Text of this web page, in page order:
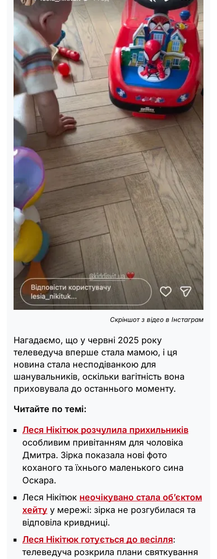
Скріншот з відео в Інстаграм
Нагадаємо, що у червні 2025 року
телеведуча вперше стала мамою, і ця
новина стала несподіванкою для
шанувальників, оскільки вагітність вона
приховувала до останнього моменту.
Читайте по темі:
Леся Нікітюк розчулила прихильників
особливим привітанням для чоловіка
Дмитра. Зірка показала нові фото
коханого та їхнього маленького сина
Оскара.
Леся Нікітюк неочікувано стала об’єктом
хейту у мережі: зірка не розгубилася та
відповіла кривдниці.
Леся Нікітюк готується до весілля:
телеведуча розкрила плани святкування